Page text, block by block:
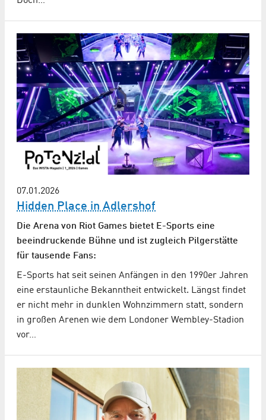
07.01.2026
Hidden Place in Adlershof
Die Arena von Riot Games bietet E-Sports eine
beeindruckende Bühne und ist zugleich Pilgerstätte
für tausende Fans:
E-Sports hat seit seinen Anfängen in den 1990er Jahren
eine erstaunliche Bekanntheit entwickelt. Längst findet
er nicht mehr in dunklen Wohnzimmern statt, sondern
in großen Arenen wie dem Londoner Wembley-Stadion
vor…